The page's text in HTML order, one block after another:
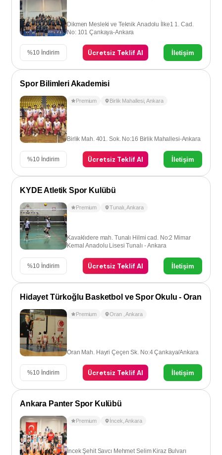
Dikmen Mesleki ve Teknik Anadolu İlke1 1. Cad.
No: 101 Çankaya-Ankara
%10 İndirim Ücretsiz Teklif Al İletişim
Spor Bilimleri Akademisi
Premium Birlik Mahallesi,Ankara
Birlik Mah. 401. Sok. No:16 Birlik Mahallesi-Ankara
%10 İndirim Ücretsiz Teklif Al İletişim
KYDE Atletik Spor Kulübü
Premium Tunalı ,Ankara
Kavaklıdere mah. Tunalı Hilmi cad. No:2 Mimar
Kemal Anadolu Lisesi Tunalı - Ankara
%10 İndirim Ücretsiz Teklif Al İletişim
Hidayet Türkoğlu Basketbol ve Spor Okulu - Oran
Premium Oran ,Ankara
Oran Mah. Hayri Çeçen Sk. No:4 Çankaya/Ankara
%10 İndirim Ücretsiz Teklif Al İletişim
Ankara Panter Spor Kulübü
Premium İncek ,Ankara
İncek Şehit Savcı Mehmet Selim Kiraz Bulvarı